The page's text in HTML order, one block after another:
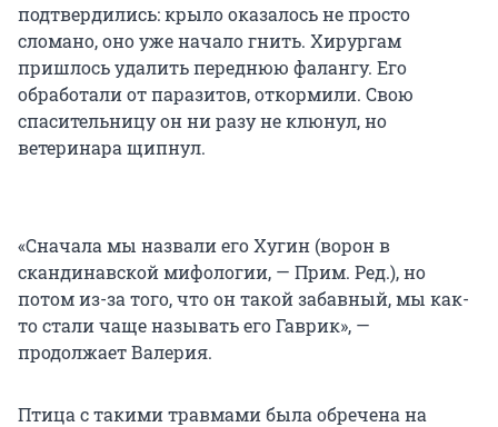
подтвердились: крыло оказалось не просто
сломано, оно уже начало гнить. Хирургам
пришлось удалить переднюю фалангу. Его
обработали от паразитов, откормили. Свою
спасительницу он ни разу не клюнул, но
ветеринара щипнул.
«Сначала мы назвали его Хугин (ворон в
скандинавской мифологии, — Прим. Ред.), но
потом из-за того, что он такой забавный, мы как-
то стали чаще называть его Гаврик», —
продолжает Валерия.
Птица с такими травмами была обречена на